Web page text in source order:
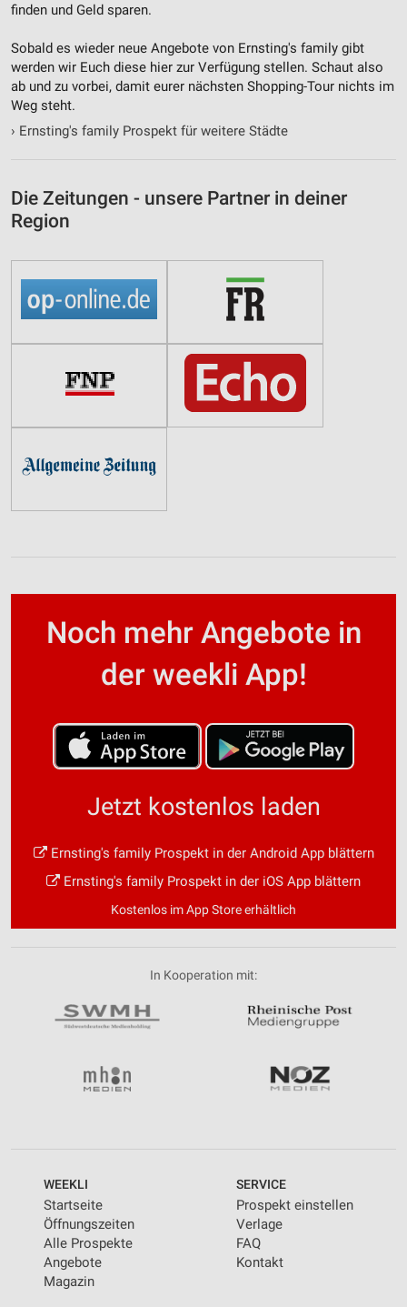
finden und Geld sparen.
Sobald es wieder neue Angebote von Ernsting's family gibt
werden wir Euch diese hier zur Verfügung stellen. Schaut also
ab und zu vorbei, damit eurer nächsten Shopping-Tour nichts im
Weg steht.
› Ernsting's family Prospekt für weitere Städte
Die Zeitungen - unsere Partner in deiner
Region
Noch mehr Angebote in
der weekli App!
Jetzt kostenlos laden
Ernsting's family Prospekt in der Android App blättern
Ernsting's family Prospekt in der iOS App blättern
Kostenlos im App Store erhältlich
In Kooperation mit:
WEEKLI
Startseite
Öffnungszeiten
Alle Prospekte
Angebote
Magazin
SERVICE
Prospekt einstellen
Verlage
FAQ
Kontakt